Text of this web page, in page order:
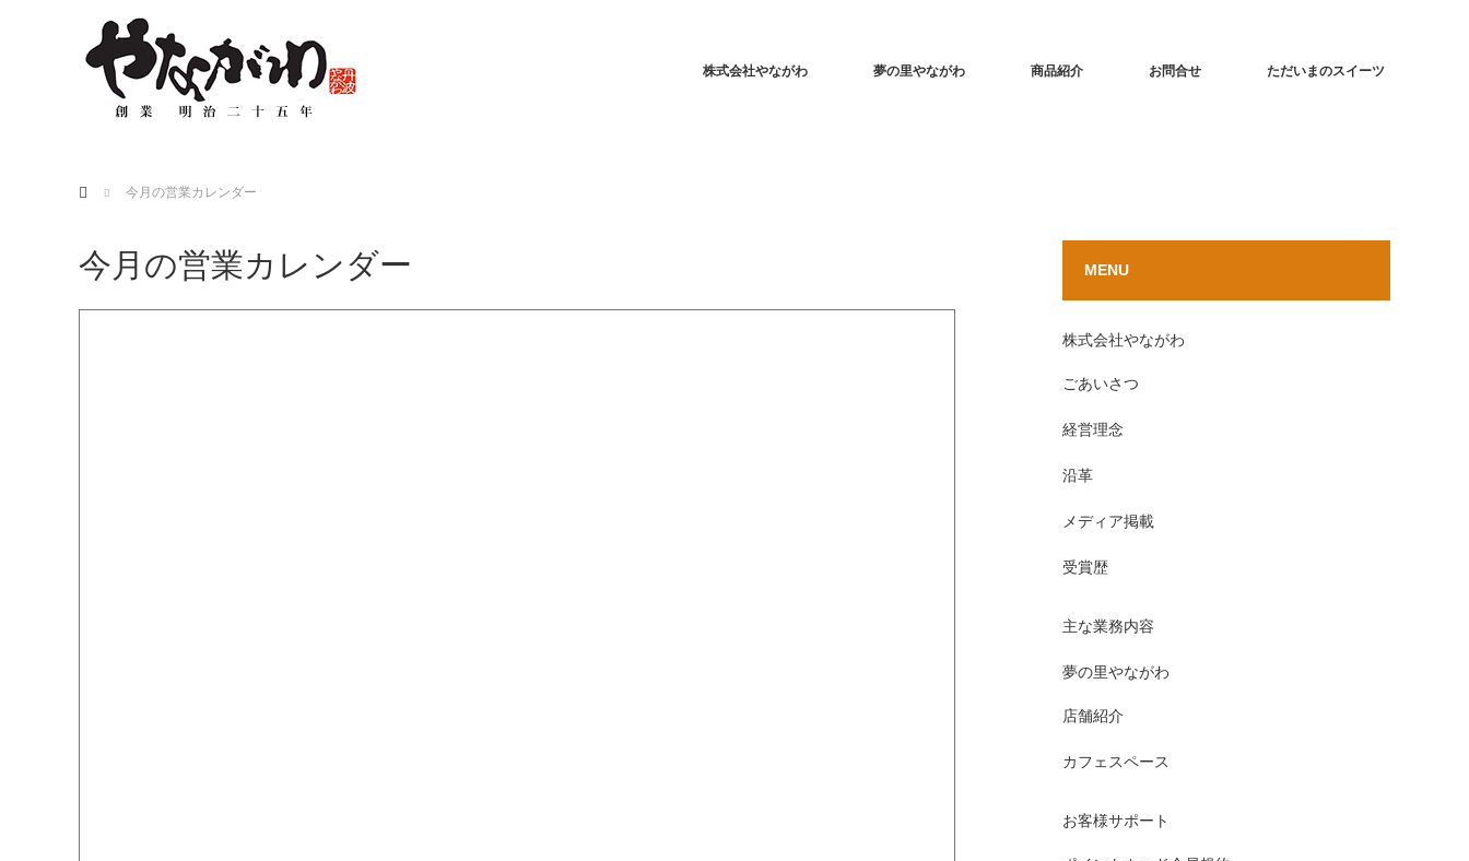
株式会社やながわ 夢の里やながわ 商品紹介 お問合せ ただいまのスイーツ
今月の営業カレンダー
今月の営業カレンダー MENU
株式会社やながわ
ごあいさつ
経営理念
沿革
メディア掲載
受賞歴
主な業務内容
夢の里やながわ
店舗紹介
カフェスペース
お客様サポート